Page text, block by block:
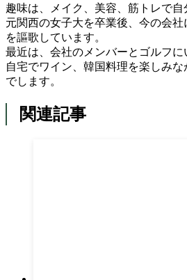
趣味は、メイク、美容、筋トレで
元関西の女子大を卒業後、今の会
を謳歌しています。
最近は、会社のメンバーとゴルフに
自宅でワイン、韓国料理を楽しみ
でします。
関連記事